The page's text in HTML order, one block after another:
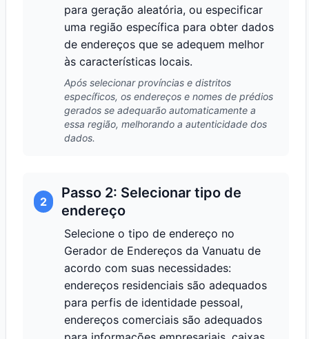
para geração aleatória, ou especificar
uma região específica para obter dados
de endereços que se adequem melhor
às características locais.
Após selecionar províncias e distritos
específicos, os endereços e nomes de prédios
gerados se adequarão automaticamente a
essa região, melhorando a autenticidade dos
dados.
2
Passo 2: Selecionar tipo de
endereço
Selecione o tipo de endereço no
Gerador de Endereços da Vanuatu de
acordo com suas necessidades:
endereços residenciais são adequados
para perfis de identidade pessoal,
endereços comerciais são adequados